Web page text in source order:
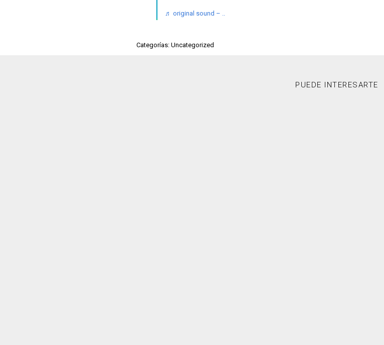
♬ original sound – ..
Categorías: Uncategorized
PUEDE INTERESARTE